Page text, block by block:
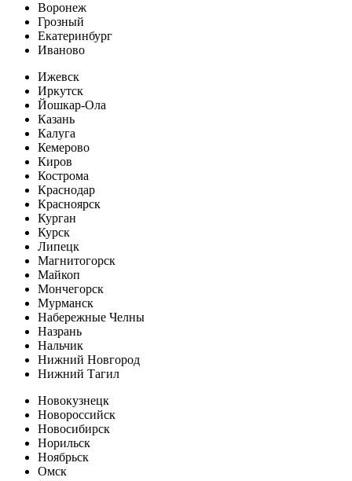
Воронеж
Грозный
Екатеринбург
Иваново
Ижевск
Иркутск
Йошкар-Ола
Казань
Калуга
Кемерово
Киров
Кострома
Краснодар
Красноярск
Курган
Курск
Липецк
Магнитогорск
Майкоп
Мончегорск
Мурманск
Набережные Челны
Назрань
Нальчик
Нижний Новгород
Нижний Тагил
Новокузнецк
Новороссийск
Новосибирск
Норильск
Ноябрьск
Омск